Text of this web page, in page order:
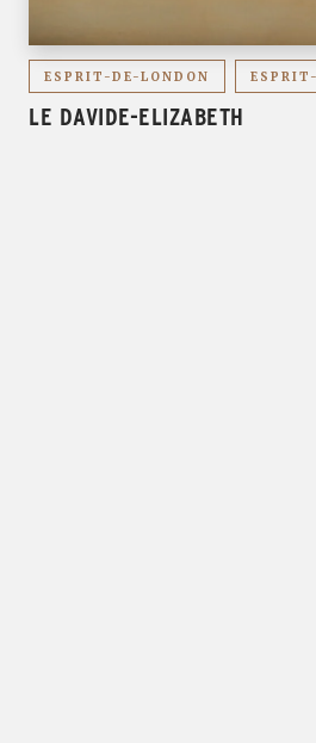
ESPRIT-DE-LONDON
LE DAVIDE-ELIZABETH